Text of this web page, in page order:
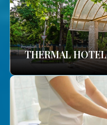
THERMAL HOTEL